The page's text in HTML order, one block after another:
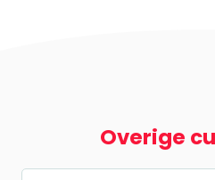
Overige